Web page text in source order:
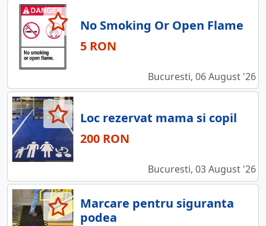
No Smoking Or Open Flame
5 RON
Bucuresti, 06 August '26
Loc rezervat mama si copil
200 RON
Bucuresti, 03 August '26
Marcare pentru siguranta
podea